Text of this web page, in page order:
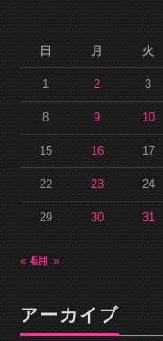
日
月 火
1 2 3
8 9 10
15 16 17
22 23 24
29 30 31
« 4月6月 »
アーカイブ